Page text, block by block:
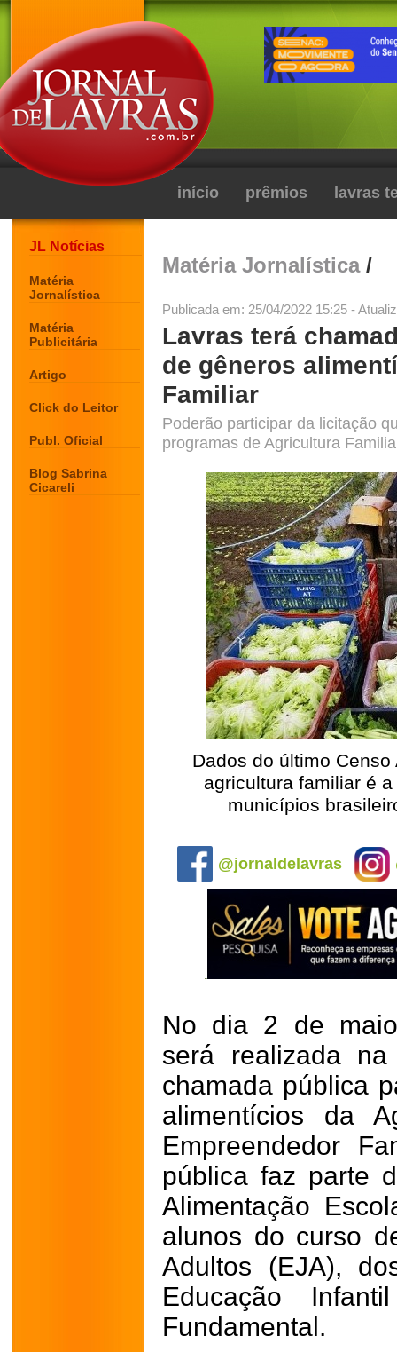
início prêmios lavras
JL Notícias
Matéria
Jornalística
Matéria
Publicitária
Artigo
Click do Leitor
Publ. Oficial
Blog Sabrina
Cicareli
Matéria Jornalística/
Publicada em: 25/04/2022 15:25 -
Lavras terá
de gêneros
Familiar
Poderão participar da licitação
programas de Agricultura
Dados do último
agricultura familiar é
municípios
@jornaldelavras
No dia 2 de
será realizada
chamada pública
alimentícios da
Empreendedor
pública faz parte
Alimentação
alunos do curso
Adultos (EJA),
Educação
Fundamental.